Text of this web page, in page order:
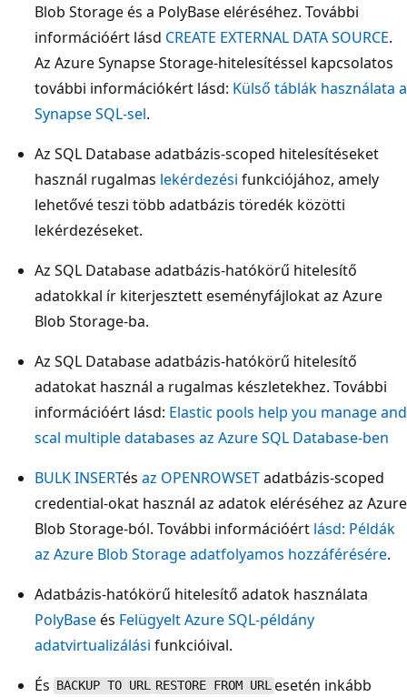
Blob Storage és a PolyBase eléréséhez. További
információért lásd CREATE EXTERNAL DATA SOURCE.
Az Azure Synapse Storage-hitelesítéssel kapcsolatos
további információkért lásd: Külső táblák használata a
Synapse SQL-sel.
Az SQL Database adatbázis-scoped hitelesítéseket
használ rugalmas lekérdezési funkciójához, amely
lehetővé teszi több adatbázis töredék közötti
lekérdezéseket.
Az SQL Database adatbázis-hatókörű hitelesítő
adatokkal ír kiterjesztett eseményfájlokat az Azure
Blob Storage-ba.
Az SQL Database adatbázis-hatókörű hitelesítő
adatokat használ a rugalmas készletekhez. További
információért lásd: Elastic pools help you manage and
scal multiple databases az Azure SQL Database-ben
BULK INSERTés az OPENROWSETadatbázis-scoped
credential-okat használ az adatok eléréséhez az Azure
Blob Storage-ból. További információért lásd: Példák
az Azure Blob Storage adatfolyamos hozzáférésére.
Adatbázis-hatókörű hitelesítő adatok használata
PolyBaseés Felügyelt Azure SQL-példány
adatvirtualizálási funkcióival.
És BACKUP TO URL RESTORE FROM URLesetén inkább